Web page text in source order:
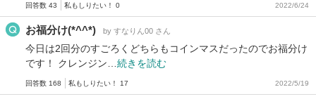
回答数 43 私もしりたい！ 0 2022/6/24
お福分け(*^^*) by すなりん00 さん
今日は2回分のすごろくどちらもコインマスだったのでお福分け
です！ クレンジン… 続きを読む
回答数 168 私もしりたい！ 17 2022/5/19